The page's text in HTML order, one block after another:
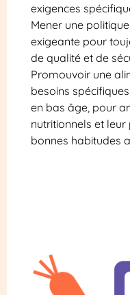
exigences
Mener une
exigeante pour
de qualité et de
Promouvoir une
besoins
en bas âge, pour
nutritionnels et
bonnes habitudes